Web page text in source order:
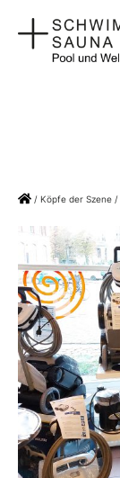
Inhalt
springen
Home
/ Köpfe der Szene /